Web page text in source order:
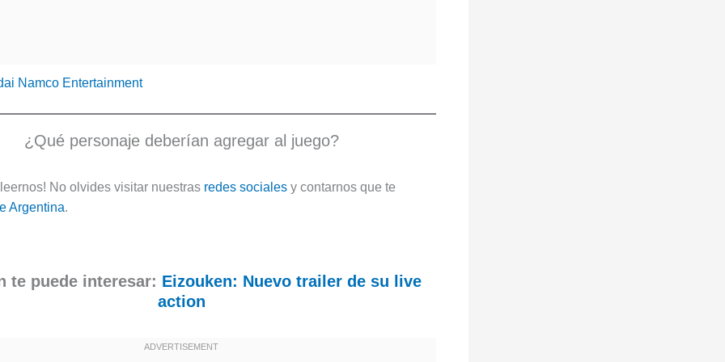
Namco Entertainment
¿Qué personaje deberían agregar al juego?
No olvides visitar nuestras redes sociales y contarnos que te
Argentina.
te puede interesar: Eizouken: Nuevo trailer de su live
action